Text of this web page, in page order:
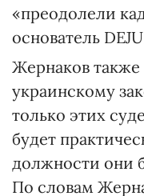
«преодолели
основатель
Жернаков также
украинскому
только этих
будет
должности они
По словам